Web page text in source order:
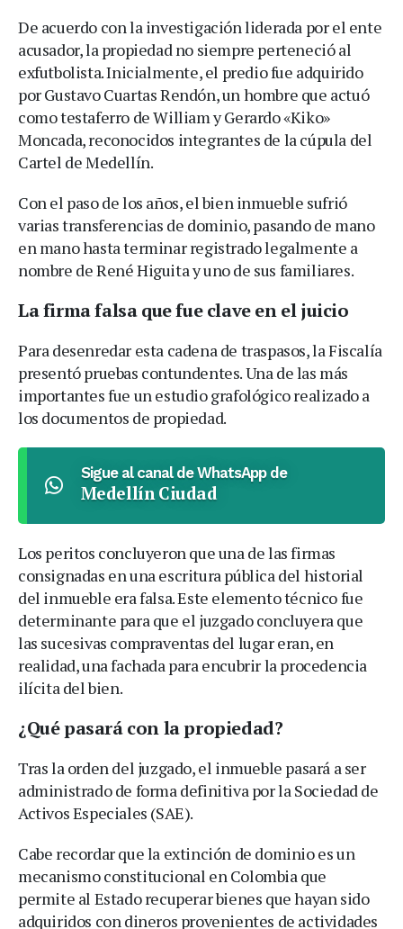
De acuerdo con la investigación liderada por el ente
acusador, la propiedad no siempre perteneció al
exfutbolista. Inicialmente, el predio fue adquirido
por Gustavo Cuartas Rendón, un hombre que actuó
como testaferro de William y Gerardo «Kiko»
Moncada, reconocidos integrantes de la cúpula del
Cartel de Medellín.
Con el paso de los años, el bien inmueble sufrió
varias transferencias de dominio, pasando de mano
en mano hasta terminar registrado legalmente a
nombre de René Higuita y uno de sus familiares.
La firma falsa que fue clave en el juicio
Para desenredar esta cadena de traspasos, la Fiscalía
presentó pruebas contundentes. Una de las más
importantes fue un estudio grafológico realizado a
los documentos de propiedad.
Sigue al canal de WhatsApp de
Medellín Ciudad
Los peritos concluyeron que una de las firmas
consignadas en una escritura pública del historial
del inmueble era falsa. Este elemento técnico fue
determinante para que el juzgado concluyera que
las sucesivas compraventas del lugar eran, en
realidad, una fachada para encubrir la procedencia
ilícita del bien.
¿Qué pasará con la propiedad?
Tras la orden del juzgado, el inmueble pasará a ser
administrado de forma definitiva por la Sociedad de
Activos Especiales (SAE).
Cabe recordar que la extinción de dominio es un
mecanismo constitucional en Colombia que
permite al Estado recuperar bienes que hayan sido
adquiridos con dineros provenientes de actividades